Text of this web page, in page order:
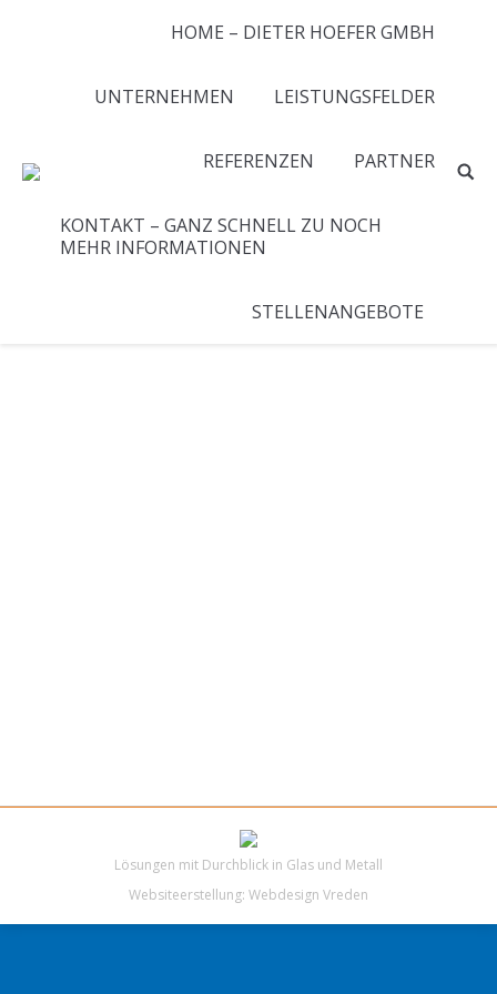
HOME – DIETER HOEFER GMBH
UNTERNEHMEN LEISTUNGSFELDER
REFERENZEN PARTNER
KONTAKT – GANZ SCHNELL ZU NOCH
MEHR INFORMATIONEN
STELLENANGEBOTE
Lösungen mit Durchblick in Glas und Metall
Websiteerstellung: Webdesign Vreden